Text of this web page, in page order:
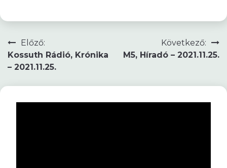
Bejegyzés
navigáció
Előző:
Kossuth Rádió, Krónika
– 2021.11.25.
Következő:
M5, Híradó – 2021.11.25.